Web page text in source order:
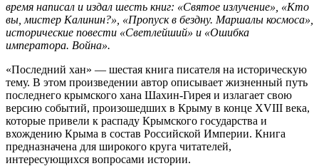
время написал и издал шесть книг: «Святое излучение», «Кто
вы, мистер Калинин?», «Пропуск в бездну. Маршалы космоса»,
исторические повести «Светлейший» и «Ошибка
императора. Война».
«Последний хан» — шестая книга писателя на историческую
тему. В этом произведении автор описывает жизненный путь
последнего крымского хана Шахин-Гирея и излагает свою
версию событий, произошедших в Крыму в конце XVIII века,
которые привели к распаду Крымского государства и
вхождению Крыма в состав Российской Империи. Книга
предназначена для широкого круга читателей,
интересующихся вопросами истории.